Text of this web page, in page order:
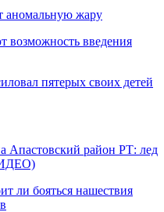
аномальную жару
возможность введения
пятерых своих детей
Апастовский район РТ: лед
ли бояться нашествия